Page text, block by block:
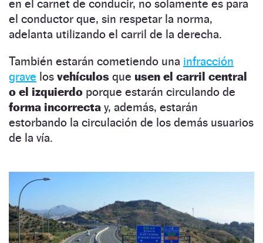
en el carnet de conducir, no solamente es para
el conductor que, sin respetar la norma,
adelanta utilizando el carril de la derecha.
También estarán cometiendo una infracción
grave los vehículos que usen el carril central
o el izquierdo porque estarán circulando de
forma incorrecta y, además, estarán
estorbando la circulación de los demás usuarios
de la vía.